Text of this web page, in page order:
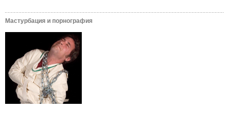
Мастурбация и порнография